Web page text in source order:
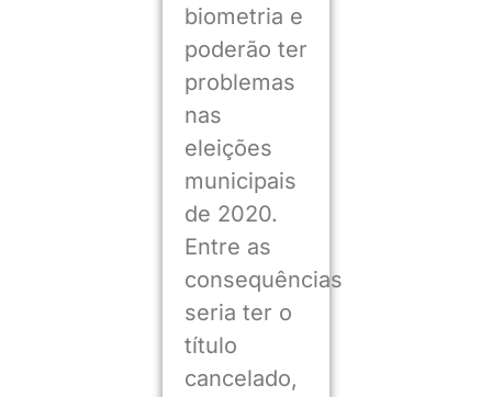
biometria e
poderão ter
problemas
nas
eleições
municipais
de 2020.
Entre as
consequências
seria ter o
título
cancelado,